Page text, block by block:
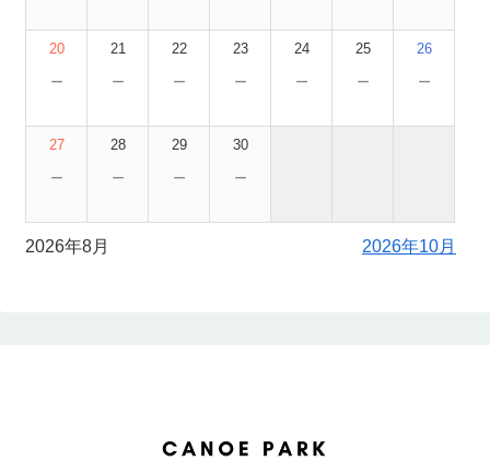
20
－
21
－
22
－
23
－
24
－
25
－
26
－
27
－
28
－
29
－
30
－
2026年8月 2026年10月